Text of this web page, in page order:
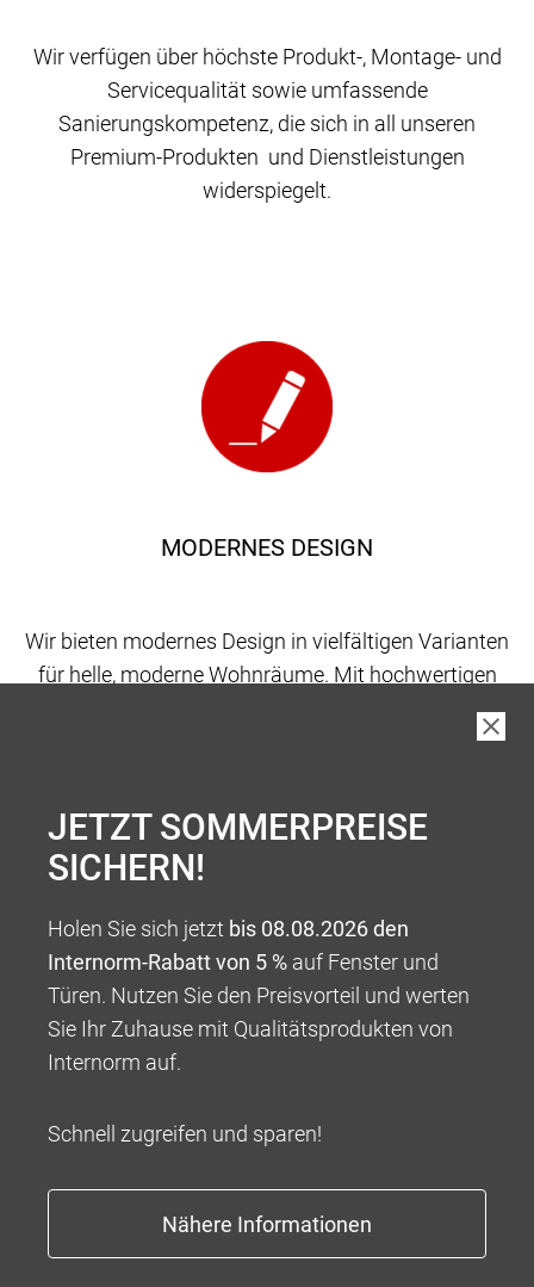
Wir verfügen über höchste Produkt-, Montage- und
Servicequalität sowie umfassende
Sanierungskompetenz, die sich in all unseren
Premium-Produkten und Dienstleistungen
widerspiegelt.
MODERNES DESIGN
Wir bieten modernes Design in vielfältigen Varianten
für helle, moderne Wohnräume. Mit hochwertigen
Materialien schaffen wir Lösungen, die Eleganz und
INNOVATIONS- UND
Unermüdlicher Erfindergeist und Innovationskraft
machen uns zum Vorreiter der Branche, sodass wir
Ihnen Produkte und Lösungen am Puls der Zeit
JETZT SOMMERPREISE
SICHERN!
Holen Sie sich jetzt bis 08.08.2026 den
Internorm-Rabatt von 5 % auf Fenster und
Türen. Nutzen Sie den Preisvorteil und werten
Sie Ihr Zuhause mit Qualitätsprodukten von
Internorm auf.
Schnell zugreifen und sparen!